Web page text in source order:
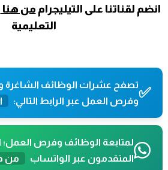
انضم لقناتنا على التيليجرام من هنا
التعليمية
✅تصفح عشرات الوظائف الشاغرة
وفرص العمل عبر الرابط التالي:
لمتابعة الوظائف وفرص العمل؛
المتقدمون عبر الواتساب
من